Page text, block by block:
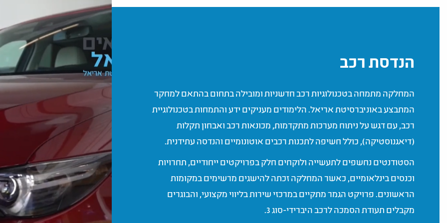
הנדסת רכב
המחלקה מתמחה בטכנולוגיות רכב חדשניות ומובילה בתחום בהתאם למחקר
המתבצע באוניברסיטת אריאל. הלימודים מעניקים ידע והתמחות בטכנולוגיית
רכב, עם דגש על ניתוח מערכות מתקדמות, מכונאות רכב ואבחון תקלות
(דיאגנוסטיקה), כולל חשיפה לתכנות רכבים אוטונומיים והנדסה עתידנית.
הסטודנטים נחשפים לתעשייה ולוקחים חלק בפרויקטים ייחודיים, תחרויות
וכנסים בינלאומיים, כאשר המחלקה זכתה להישגים מרשימים במקומות
הראשונים. פרויקט הגמר מתקיים במרכזי שירות בליווי מקצועי, והבוגרים
מקבלים תעודת הסמכה לרכב היברידי-סוג 3.